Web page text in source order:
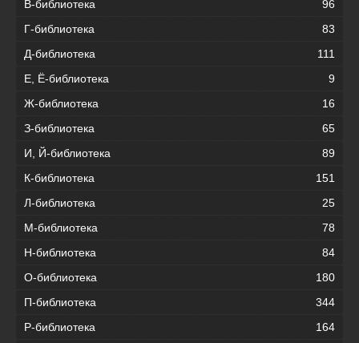
В-библиотека
96
Г-библиотека
83
Д-библиотека
111
Е, Ё-библиотека
9
Ж-библиотека
16
З-библиотека
65
И, Й-библиотека
89
К-библиотека
151
Л-библиотека
25
М-библиотека
78
Н-библиотека
84
О-библиотека
180
П-библиотека
344
Р-библиотека
164